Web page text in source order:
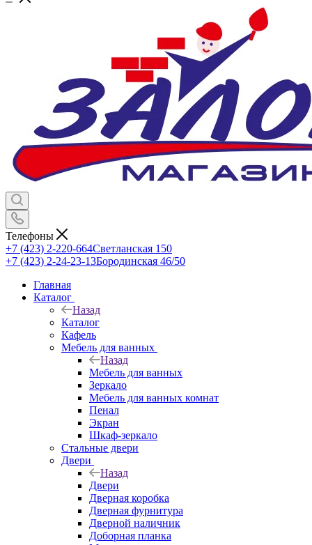
Телефоны
+7 (423) 2-220-664Светланская 150
+7 (423) 2-24-23-13Бородинская 46/50
Главная
Каталог
Назад
Каталог
Кафель
Мебель для ванных
Назад
Мебель для ванных
Зеркало
Мебель для ванных комнат
Пенал
Экран
Шкаф-зеркало
Стальные двери
Двери
Назад
Двери
Дверная коробка
Дверная фурнитура
Дверной наличник
Доборная планка